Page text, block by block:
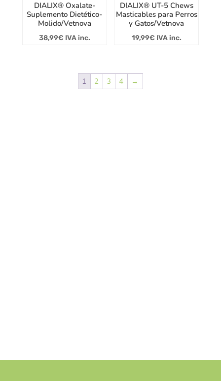
DIALIX® Oxalate-
Suplemento Dietético-
Molido/Vetnova
38,99€ IVA inc.
DIALIX® UT-5 Chews
Masticables para Perros
y Gatos/Vetnova
19,99€ IVA inc.
1 2 3 4 →